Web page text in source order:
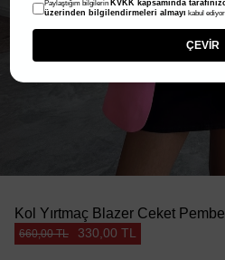
Kol Yırtmaç Blazer Ceket
660,00 TL 330,00 TL
Paylaştığım bilgilerin KVKK kapsamında
üzerinden bilgilendirmeleri almayı kabul
ÇEVİR